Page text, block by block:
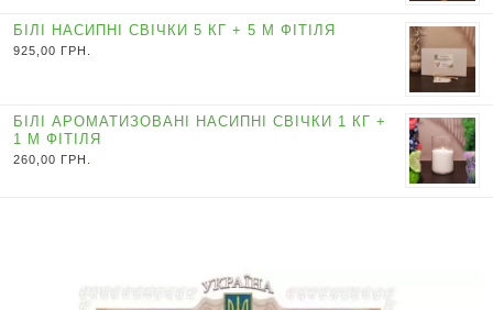
БІЛІ НАСИПНІ СВІЧКИ 5 КГ + 5 М ФІТІЛЯ
925,00 ГРН.
БІЛІ АРОМАТИЗОВАНІ НАСИПНІ СВІЧКИ 1 КГ +
1 М ФІТІЛЯ
260,00 ГРН.